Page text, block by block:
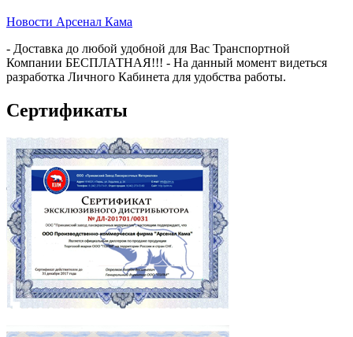
Новости Арсенал Кама
- Доставка до любой удобной для Вас Транспортной
Компании БЕСПЛАТНАЯ!!! - На данный момент видеться
разработка Личного Кабинета для удобства работы.
Сертификаты